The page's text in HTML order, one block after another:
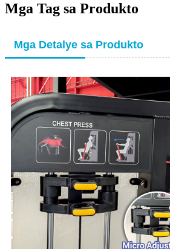
Mga Tag sa Produkto
Mga Detalye sa Produkto